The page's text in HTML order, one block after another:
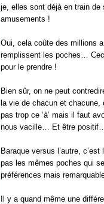
je, elles sont déjà en train
amusements !
Oui, cela coûte des millions
remplissent les poches…
pour le prendre !
Bien sûr, on ne peut
la vie de chacun et
pas trop ce ‘à’ mais il faut
nous vacille… Et être
Baraque versus l’autre,
pas les mêmes poches qui
préférences mais
Il y a quand même une